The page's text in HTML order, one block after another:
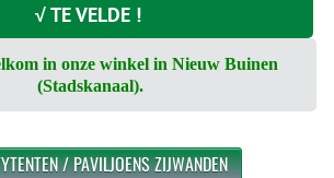
√ TE VELDE !
in onze winkel in Nieuw Buinen
(Stadskanaal).
/ PAVILJOENS ZIJWANDEN